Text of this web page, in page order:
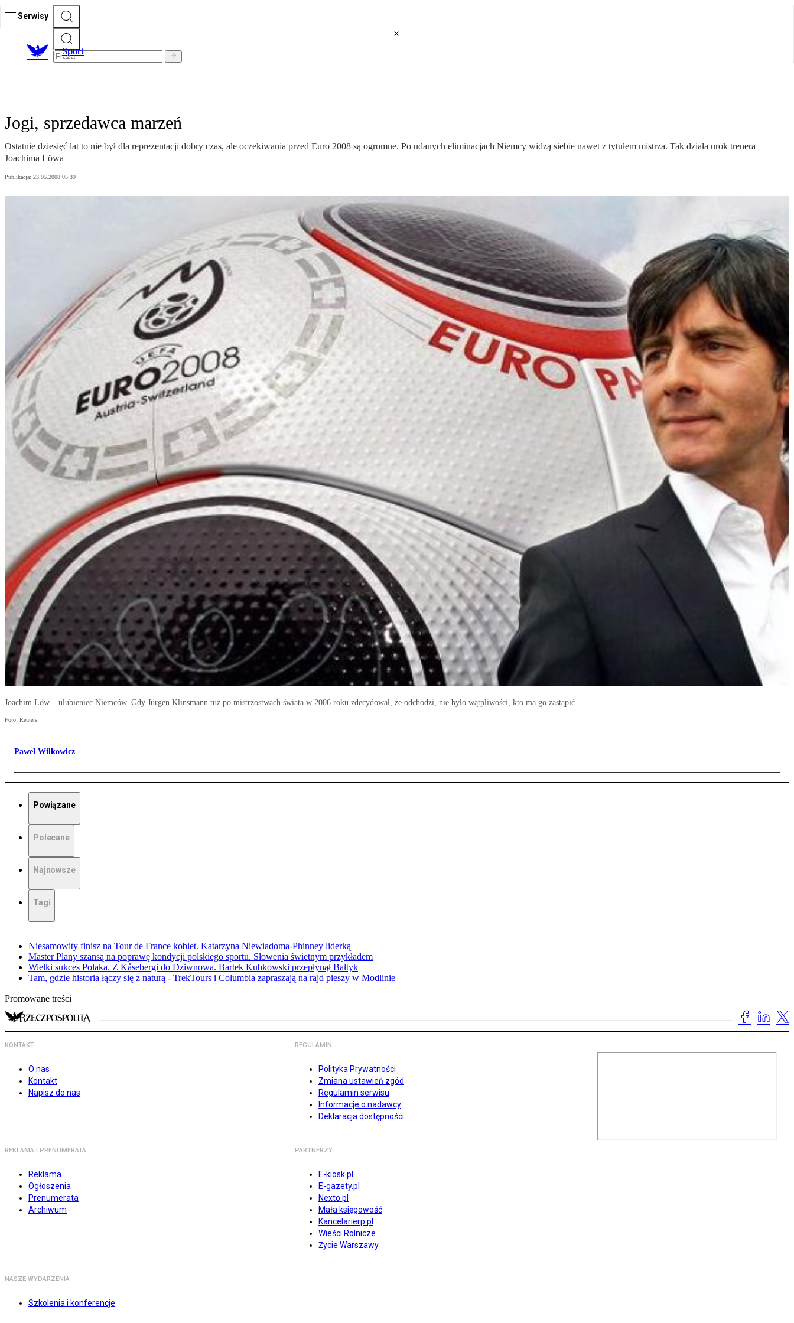
Serwisy
Sport
Jogi, sprzedawca marzeń
Ostatnie dziesięć lat to nie był dla reprezentacji dobry czas, ale oczekiwania przed Euro 2008 są ogromne. Po udanych eliminacjach Niemcy widzą siebie nawet z tytułem mistrza. Tak działa urok trenera
Joachima Löwa
Publikacja: 23.05.2008 05:39
Joachim Löw – ulubieniec Niemców. Gdy Jürgen Klinsmann tuż po mistrzostwach świata w 2006 roku zdecydował, że odchodzi, nie było wątpliwości, kto ma go zastąpić
Foto: Reuters
Paweł Wilkowicz
Powiązane
Polecane
Najnowsze
Tagi
Niesamowity finisz na Tour de France kobiet. Katarzyna Niewiadoma-Phinney liderką
Master Plany szansą na poprawę kondycji polskiego sportu. Słowenia świetnym przykładem
Wielki sukces Polaka. Z Kåsebergi do Dziwnowa. Bartek Kubkowski przepłynął Bałtyk
Tam, gdzie historia łączy się z naturą - TrekTours i Columbia zapraszają na rajd pieszy w Modlinie
Promowane treści
KONTAKT
O nas
Kontakt
Napisz do nas
REGULAMIN
Polityka Prywatności
Zmiana ustawień zgód
Regulamin serwisu
Informacje o nadawcy
Deklaracja dostępności
REKLAMA I PRENUMERATA
Reklama
Ogłoszenia
Prenumerata
Archiwum
PARTNERZY
E-kiosk.pl
E-gazety.pl
Nexto.pl
Mała księgowość
Kancelarierp.pl
Wieści Rolnicze
Życie Warszawy
NASZE WYDARZENIA
Szkolenia i konferencje